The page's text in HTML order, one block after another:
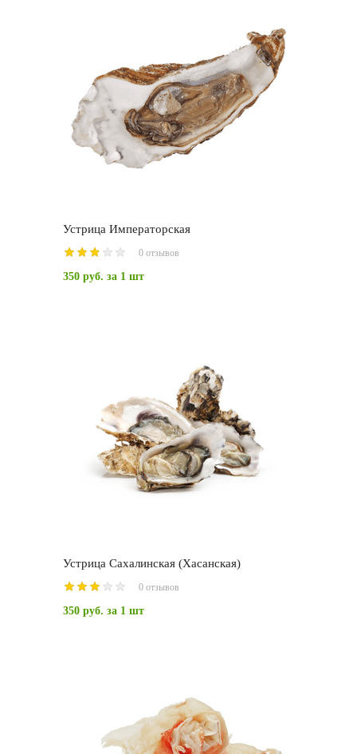
Устрица Императорская
0 отзывов
350 руб. за 1 шт
Устрица Сахалинская (Хасанская)
0 отзывов
350 руб. за 1 шт